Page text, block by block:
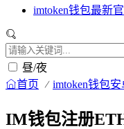
imtoken钱包最新
昼/夜
首页 imtoken钱包
IM钱包注册